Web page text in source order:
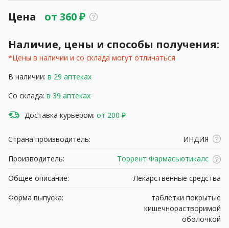
Цена от 360₽
Наличие, цены и способы получения:
*Цены в наличии и со склада могут отличаться
В наличии: в 29 аптеках
Со склада: в 39 аптеках
Доставка курьером: от 200 ₽
Страна производитель:
ИНДИЯ
Производитель:
Торрент Фармасьютикалс
Общее описание:
Лекарственные средства
Форма выпуска:
таблетки покрытые
кишечнорастворимой
оболочкой